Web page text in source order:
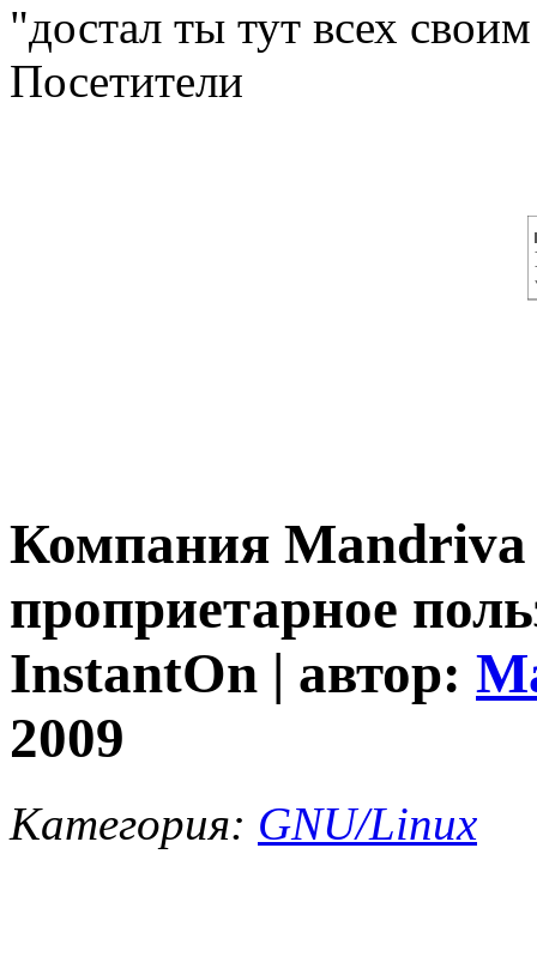
"достал ты тут всех
Посетители
Компания Mandriva
проприетарное
InstantOn | автор:
2009
Категория: GNU/Linux